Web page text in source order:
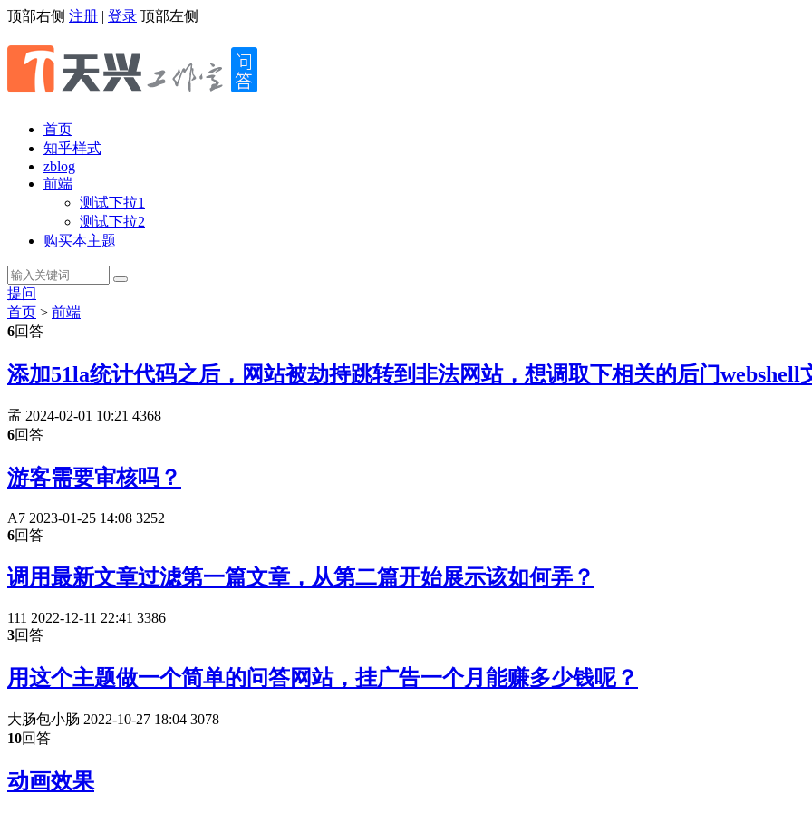
顶部右侧 注册 | 登录 顶部左侧
首页
知乎样式
zblog
前端
测试下拉1
测试下拉2
购买本主题
提问
首页 > 前端
6回答
添加51la统计代码之后，网站被劫持跳转到非法网站，想调取下相关的后门webshell
孟 2024-02-01 10:21 4368
6回答
游客需要审核吗？
A7 2023-01-25 14:08 3252
6回答
调用最新文章过滤第一篇文章，从第二篇开始展示该如何弄？
111 2022-12-11 22:41 3386
3回答
用这个主题做一个简单的问答网站，挂广告一个月能赚多少钱呢？
大肠包小肠 2022-10-27 18:04 3078
10回答
动画效果